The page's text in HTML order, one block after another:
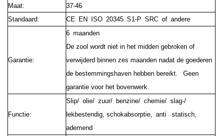
Maat:
37-46
Standaard:
CE EN ISO 20345 S1-P SRC of andere
Garantie:
6 maanden
De zool wordt niet in het midden gebroken of
verwijderd binnen zes maanden nadat de goederen
de bestemmingshaven hebben bereikt.
Geen
garantie voor het bovenwerk.
Functie:
Slip/ olie/ zuur/ benzine/ chemie/ slag-/
lekbestendig, schokabsorptie, anti statisch,
ademend